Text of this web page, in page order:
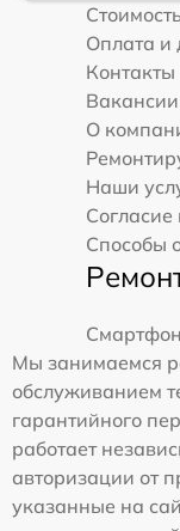
Оплата и
Контакты
Вакансии
О
Наши
Способы
Мы занимаемся
обслуживанием
гарантийного
работает
авторизации от
указанные на